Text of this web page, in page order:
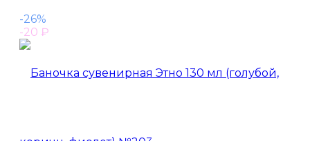
-26%
-20 ₽